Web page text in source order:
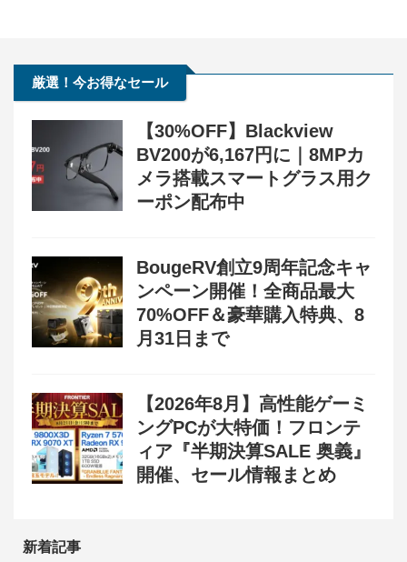
厳選！今お得なセール
【30%OFF】Blackview
BV200が6,167円に｜8MPカ
メラ搭載スマートグラス用ク
ーポン配布中
BougeRV創立9周年記念キャ
ンペーン開催！全商品最大
70%OFF＆豪華購入特典、8
月31日まで
【2026年8月】高性能ゲーミ
ングPCが大特価！フロンテ
ィア『半期決算SALE 奥義』
開催、セール情報まとめ
新着記事